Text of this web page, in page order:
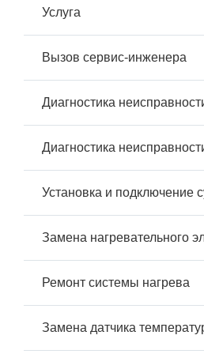
Услуга
Вызов сервис-инженера
Диагностика
Диагностика
Установка и
Замена нагревательного
Ремонт системы нагрева
Замена датчика